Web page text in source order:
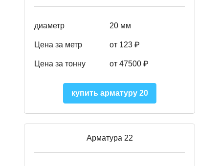
диаметр 20 мм
Цена за метр от 123 ₽
Цена за тонну от 47500 ₽
купить арматуру 20
Арматура 22